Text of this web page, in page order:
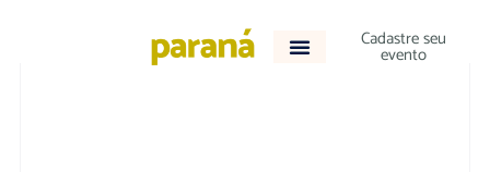
Cadastre seu
evento